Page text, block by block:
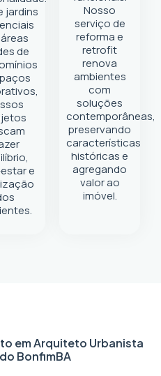
jardins
de
e
Nosso
serviço de
reforma e
retrofit
renova
ambientes
com
soluções
contemporâneas,
preservando
características
históricas e
agregando
valor ao
imóvel.
emArquiteto Urbanista
BonfimBA